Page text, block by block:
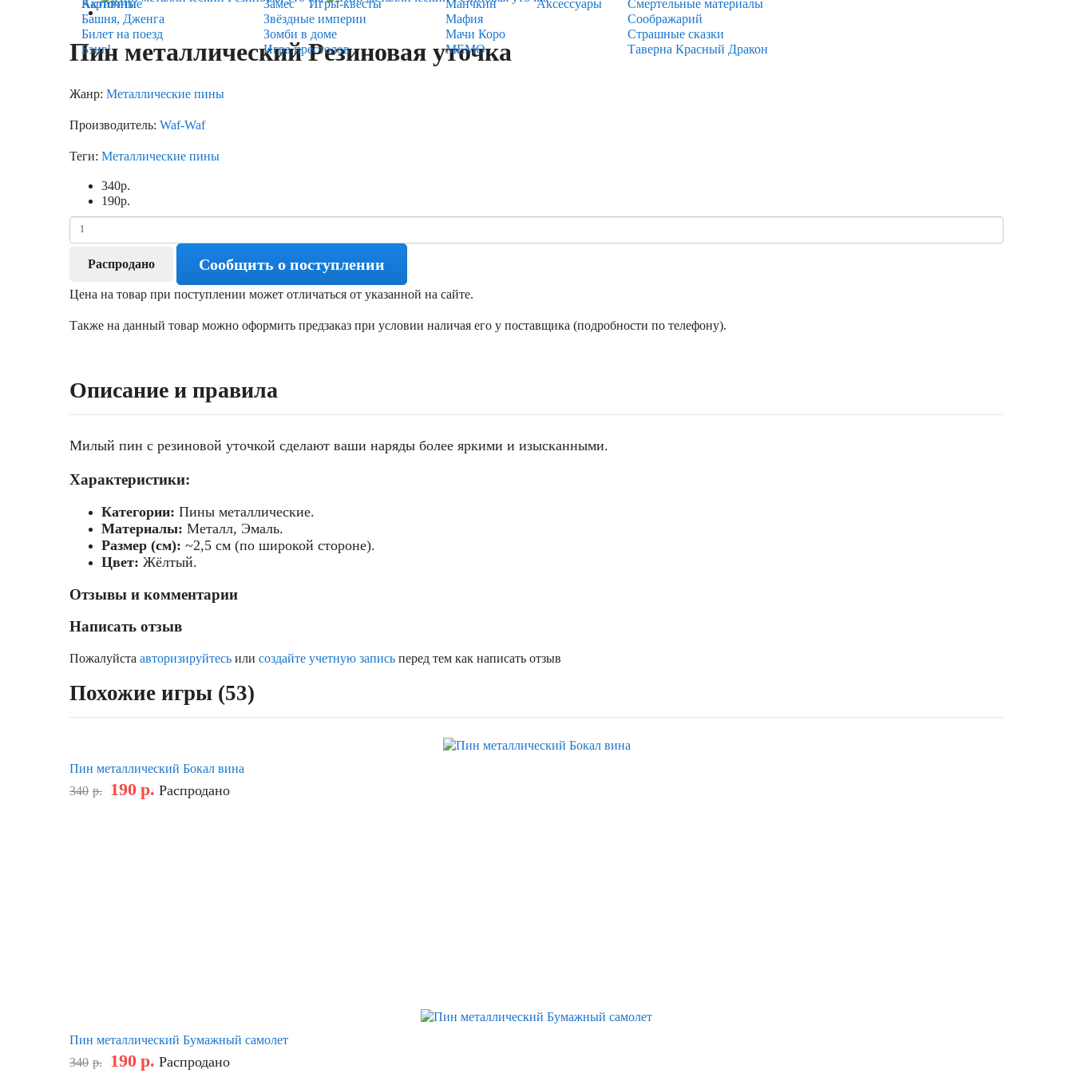
Карточные
Игры-квесты
Аксессуары
Активити
Башня, Дженга
Билет на поезд
Бэнг!
Замес
Звёздные империи
Зомби в доме
Игра престолов
Манчкин
Мафия
Мачи Коро
МЕМО
Смертельные материалы
Соображарий
Страшные сказки
Таверна Красный Дракон
Пин металлический Резиновая уточка
Жанр: Металлические пины
Производитель: Waf-Waf
Теги: Металлические пины
340р.
190р.
Распродано Сообщить о поступлении
Цена на товар при поступлении может отличаться от указанной на сайте.
Также на данный товар можно оформить предзаказ при условии наличая его у поставщика (подробности по телефону).
Описание и правила
Милый пин с резиновой уточкой сделают ваши наряды более яркими и изысканными.
Характеристики:
Категории: Пины металлические.
Материалы: Металл, Эмаль.
Размер (см): ~2,5 см (по широкой стороне).
Цвет: Жёлтый.
Отзывы и комментарии
Написать отзыв
Пожалуйста авторизируйтесь или создайте учетную запись перед тем как написать отзыв
Похожие игры (53)
Пин металлический Бокал вина
340 р. 190 р. Распродано
Пин металлический Бумажный самолет
340 р. 190 р. Распродано